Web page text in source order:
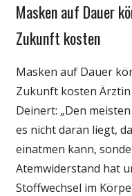
Gesellschaft
Medien
Wirtschaft
Wissenschaft
Masken auf Dauer
Zukunft kosten
Masken auf Dauer
Zukunft kosten
Deinert: „Den
es nicht daran liegt,
einatmen kann,
Atemwiderstand hat
Stoffwechsel im